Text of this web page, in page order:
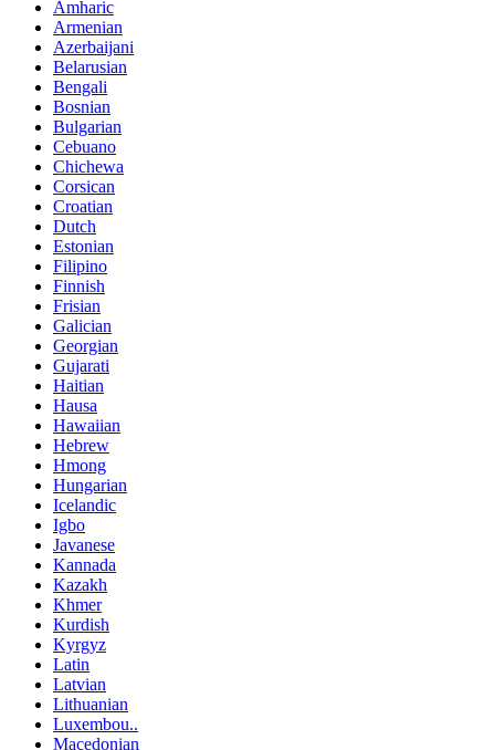
Amharic
Armenian
Azerbaijani
Belarusian
Bengali
Bosnian
Bulgarian
Cebuano
Chichewa
Corsican
Croatian
Dutch
Estonian
Filipino
Finnish
Frisian
Galician
Georgian
Gujarati
Haitian
Hausa
Hawaiian
Hebrew
Hmong
Hungarian
Icelandic
Igbo
Javanese
Kannada
Kazakh
Khmer
Kurdish
Kyrgyz
Latin
Latvian
Lithuanian
Luxembou..
Macedonian